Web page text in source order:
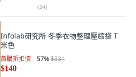
(24)
Infolab研究所 冬季衣物整理壓縮袋 T
米色
首購折扣價 57%$331
$140